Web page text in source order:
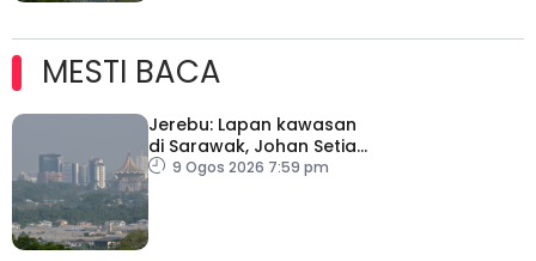
MESTI BACA
Jerebu: Lapan kawasan
di Sarawak, Johan Setia
di Selangor catat IPU
9 Ogos 2026 7:59 pm